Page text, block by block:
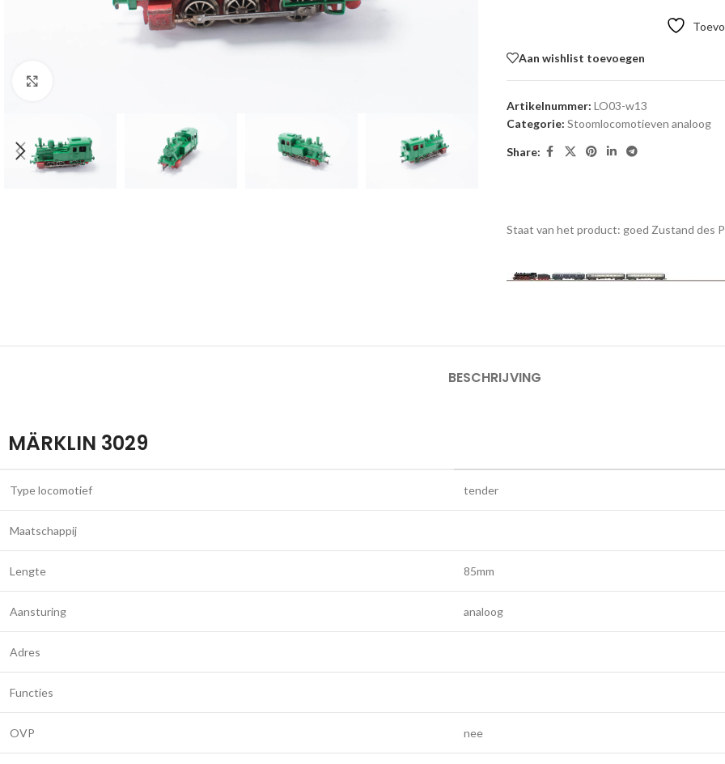
Aan wishlist toevoegen
Artikelnummer: LO03-w13
Categorie: Stoomlocomotieven analoog
Share:
Staat van het product: goed Zustand des
BESCHRIJVING
MÄRKLIN 3029
Type locomotief tender
Maatschappij
Lengte 85mm
Aansturing analoog
Adres
Functies
OVP nee